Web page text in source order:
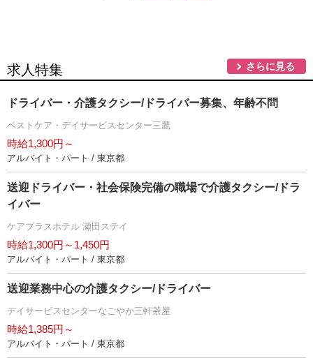
求人特集 さらに見る
ドライバー・介護タクシー/ドライバー募集、年齢不問
ベストケア・デイサービスセンター三鷹
時給1,300円～
アルバイト・パート / 東京都
送迎ドライバー・社会保険完備の職場で介護タクシー/ドラ
イバー
ケアプラスホテル 瀬田ステイ
時給1,300円～1,450円
アルバイト・パート / 東京都
送迎業務中心の介護タクシー/ドライバー
デイサービスセンターなごやか三軒茶屋
時給1,385円～
アルバイト・パート / 東京都